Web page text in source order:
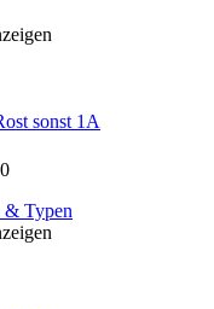
sonst 1A
& Typen